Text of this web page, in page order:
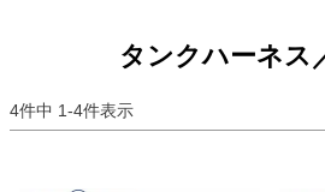
タンクハーネス
4件中 1-4件表示